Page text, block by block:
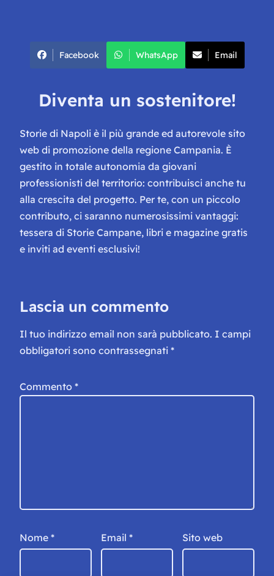
Facebook WhatsApp Email
Diventa un sostenitore!
Storie di Napoli è il più grande ed autorevole sito
web di promozione della regione Campania. È
gestito in totale autonomia da giovani
professionisti del territorio: contribuisci anche tu
alla crescita del progetto. Per te, con un piccolo
contributo, ci saranno numerosissimi vantaggi:
tessera di Storie Campane, libri e magazine gratis
e inviti ad eventi esclusivi!
Lascia un commento
Il tuo indirizzo email non sarà pubblicato. I campi
obbligatori sono contrassegnati *
Commento *
Nome * Email * Sito web